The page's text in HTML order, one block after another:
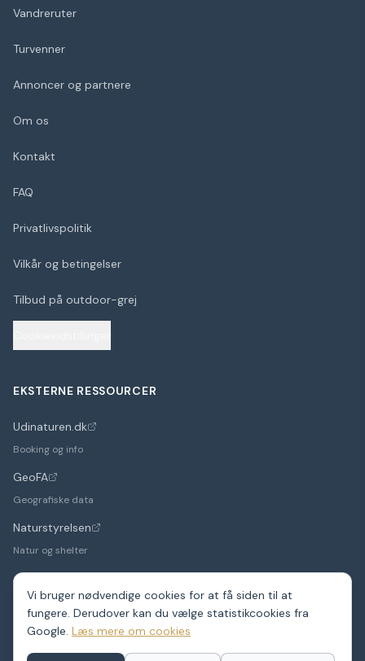
Vi bruger nødvendige cookies for at få siden til at
fungere. Derudover kan du vælge statistikcookies fra
Google. Læs mere om cookies
Vandreruter
Turvenner
Annoncer og partnere
Om os
Kontakt
FAQ
Privatlivspolitik
Vilkår og betingelser
Tilbud på outdoor-grej
EKSTERNE RESSOURCER
Udinaturen.dk
(åbner i nyt faneblad)
Booking og info
GeoFA
(åbner i nyt faneblad)
Geografiske data
Naturstyrelsen
(åbner i nyt faneblad)
Natur og shelter
2026ShelterDK. Et hobbyprojekt – data fra GeoFA og andre